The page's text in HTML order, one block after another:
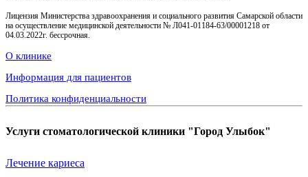
Лицензия Министерства здравоохранения и социального развития Самарской области
на осуществление медицинской деятельности № Л041-01184-63/00001218 от
04.03.2022г. бессрочная.
О клинике
Информация для пациентов
Политика конфиденциальности
Услуги стоматологической клиники "Город Улыбок"
Лечение кариеса